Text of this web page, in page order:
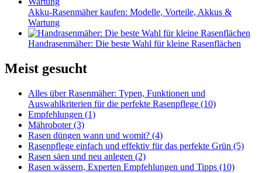
Akku-Rasenmäher kaufen: Modelle, Vorteile, Akkus &
Wartung
Handrasenmäher: Die beste Wahl für kleine Rasenflächen
Meist gesucht
Alles über Rasenmäher: Typen, Funktionen und
Auswahlkriterien für die perfekte Rasenpflege (10)
Empfehlungen (1)
Mähroboter(3)
Rasen düngen wann und womit? (4)
Rasenpflege einfach und effektiv für das perfekte Grün (5)
Rasen säen und neu anlegen (2)
Rasen wässern, Experten Empfehlungen und Tipps (10)